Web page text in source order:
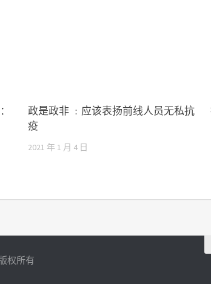
政是政非 ﹕应该表扬前线人员无私抗
疫
2021 年 1 月 4 日
权所有